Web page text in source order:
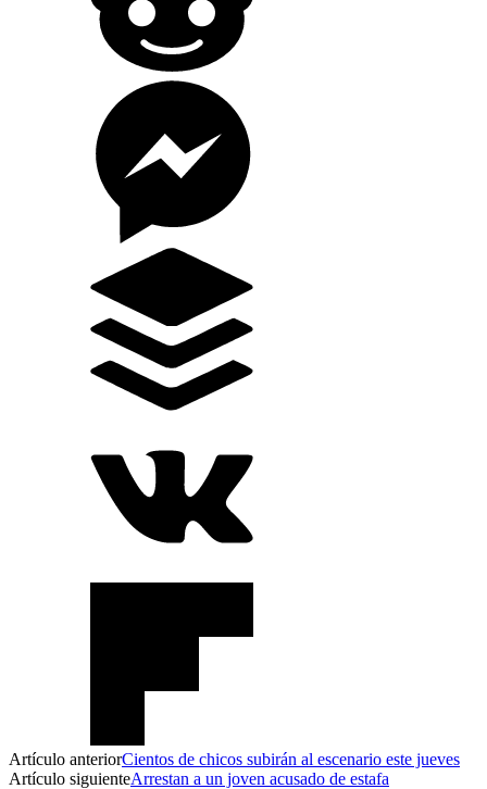
Artículo anteriorCientos de chicos subirán al escenario este jueves
Artículo siguienteArrestan a un joven acusado de estafa